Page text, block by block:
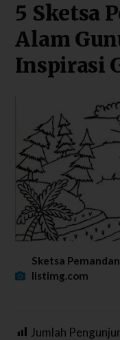
5 Sketsa
Alam
Inspirasi
Sketsa
listimg.com
Jumlah